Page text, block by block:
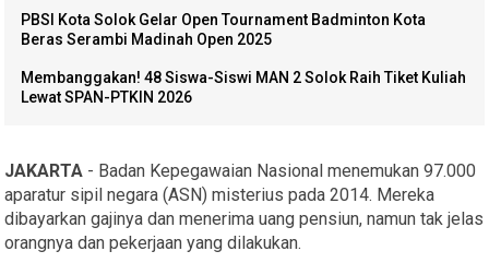
PBSI Kota Solok Gelar Open Tournament Badminton Kota
Beras Serambi Madinah Open 2025
Membanggakan! 48 Siswa-Siswi MAN 2 Solok Raih Tiket Kuliah
Lewat SPAN-PTKIN 2026
JAKARTA - Badan Kepegawaian Nasional menemukan 97.000
aparatur sipil negara (ASN) misterius pada 2014. Mereka
dibayarkan gajinya dan menerima uang pensiun, namun tak jelas
orangnya dan pekerjaan yang dilakukan.